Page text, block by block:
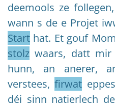
deemools ze
wann s de e Projet
Start hat. Et gouf
stolz waars, datt
hunn, an anerer,
verstees,firwat
déi sinn natierlech